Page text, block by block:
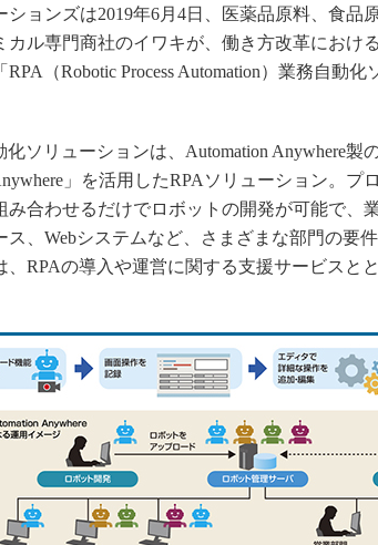
ョンズは2019年6月4日、医薬品原料、食品
カル専門商社のイワキが、働き方改革におけ
（Robotic Process Automation）業務自動
ソリューションは、Automation Anywhere製
」を活用したRPAソリューション。プ
み合わせるだけでロボットの開発が可能で、
ス、Webシステムなど、さまざまな部門の要
、RPAの導入や運営に関する支援サービスと